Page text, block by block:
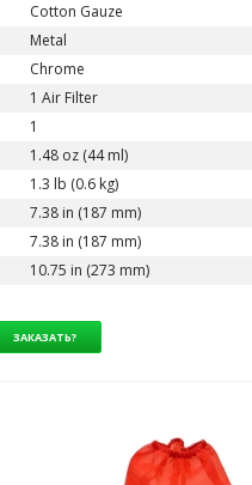
Cotton Gauze
Metal
Chrome
1 Air Filter
1
1.48 oz (44 ml)
1.3 lb (0.6 kg)
7.38 in (187 mm)
7.38 in (187 mm)
10.75 in (273 mm)